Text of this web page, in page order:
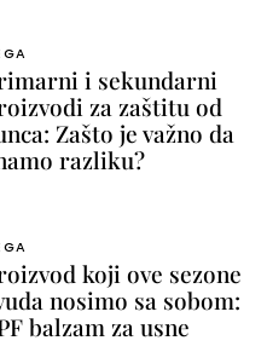
i sekundarni
za zaštitu od
Zašto je važno da
razliku?
koji ove sezone
nosimo sa sobom:
balzam za usne